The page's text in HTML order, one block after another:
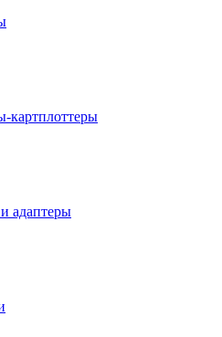
картплоттеры
адаптеры